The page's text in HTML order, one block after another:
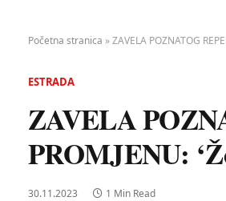
Početna stranica »ZAVELA POZNATOG
ESTRADA
ZAVELA
PROMJENU:
30.11.2023 1 Min Read